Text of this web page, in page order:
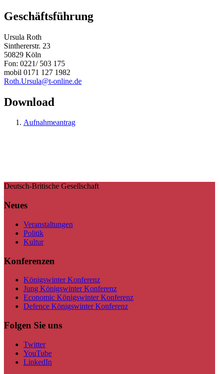
Geschäftsführung
Ursula Roth
Sinthererstr. 23
50829 Köln
Fon: 0221/ 503 175
mobil 0171 127 1982
Roth.Ursula@t-online.de
Download
Aufnahmeantrag
Deutsch-Britische Gesellschaft
Neues
Veranstaltungen
Politik
Kultur
Konferenzen
Königswinter Konferenz
Jung Königswinter Konferenz
Economic Königswinter Konferenz
Defence Königswinter Konferenz
Folgen Sie uns
Twitter
YouTube
LinkedIn